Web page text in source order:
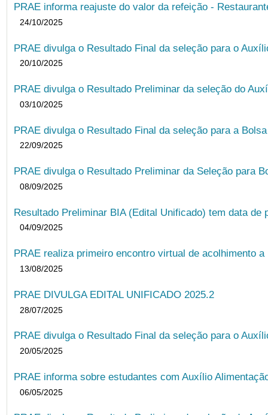
PRAE informa reajuste do valor da refeição -
24/10/2025
PRAE divulga o Resultado Final da seleção para o
20/10/2025
PRAE divulga o Resultado Preliminar da seleção do
03/10/2025
PRAE divulga o Resultado Final da seleção para a
22/09/2025
PRAE divulga o Resultado Preliminar da Seleção para
08/09/2025
Resultado Preliminar BIA (Edital Unificado) tem data de
04/09/2025
PRAE realiza primeiro encontro virtual de acolhimento
13/08/2025
PRAE DIVULGA EDITAL UNIFICADO 2025.2
28/07/2025
PRAE divulga o Resultado Final da seleção para o
20/05/2025
PRAE informa sobre estudantes com Auxílio
06/05/2025